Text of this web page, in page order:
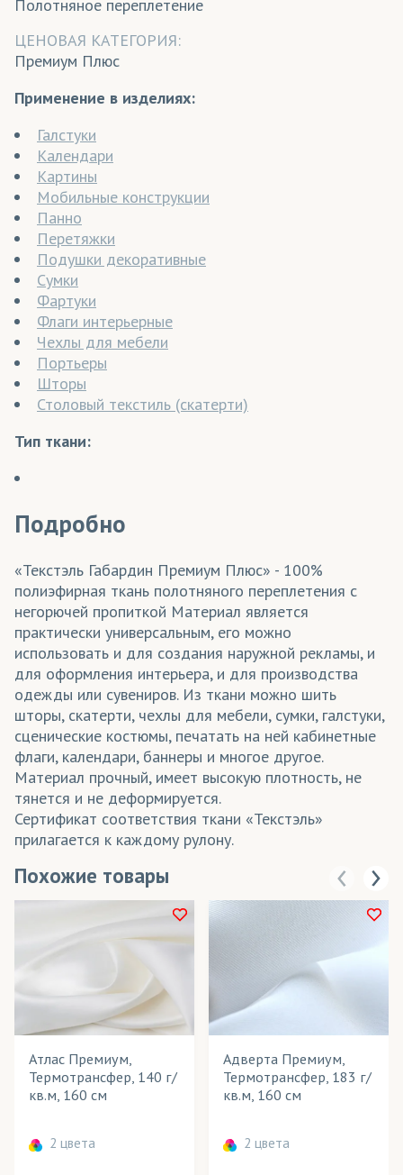
Полотняное переплетение
ЦЕНОВАЯ КАТЕГОРИЯ:
Премиум Плюс
Применение в изделиях:
Галстуки
Календари
Картины
Мобильные конструкции
Панно
Перетяжки
Подушки декоративные
Сумки
Фартуки
Флаги интерьерные
Чехлы для мебели
Портьеры
Шторы
Столовый текстиль (скатерти)
Тип ткани:
Подробно
«Текстэль Габардин Премиум Плюс» - 100%
полиэфирная ткань полотняного переплетения с
негорючей пропиткой Материал является
практически универсальным, его можно
использовать и для создания наружной рекламы, и
для оформления интерьера, и для производства
одежды или сувениров. Из ткани можно шить
шторы, скатерти, чехлы для мебели, сумки, галстуки,
сценические костюмы, печатать на ней кабинетные
флаги, календари, баннеры и многое другое.
Материал прочный, имеет высокую плотность, не
тянется и не деформируется.
Сертификат соответствия ткани «Текстэль»
прилагается к каждому рулону.
Похожие товары
Атлас Премиум,
Термотрансфер, 140 г/
кв.м, 160 см
2 цвета
Адверта Премиум,
Термотрансфер, 183 г/
кв.м, 160 см
2 цвета